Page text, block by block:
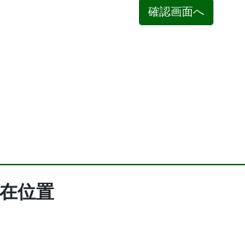
確認画面へ
位置